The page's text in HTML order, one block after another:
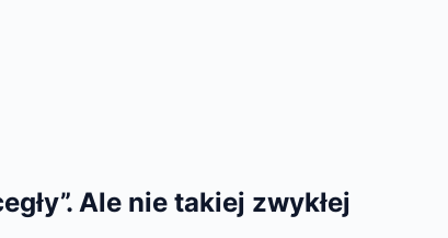
Ale nie takiej zwykłej